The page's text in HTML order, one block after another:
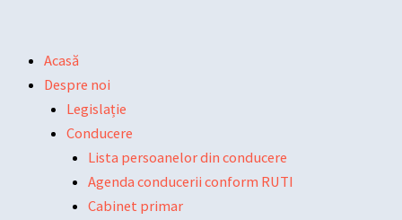
Acasă
Despre noi
Legislație
Conducere
Lista persoanelor din conducere
Agenda conducerii conform RUTI
Cabinet primar